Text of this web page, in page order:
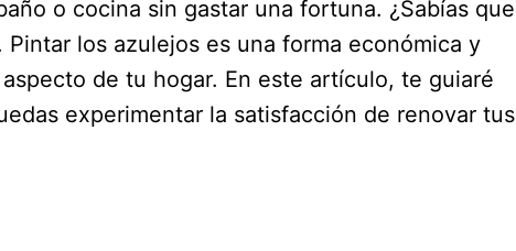
o cocina sin gastar una fortuna. ¿Sabías que
los azulejos es una forma económica y
de tu hogar. En este artículo, te guiaré
experimentar la satisfacción de renovar tus